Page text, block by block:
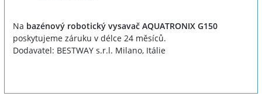
Na bazénový robotický vysavač AQUATRONIX G150
poskytujeme záruku v délce 24 měsíců.
Dodavatel: BESTWAY s.r.l. Milano, Itálie